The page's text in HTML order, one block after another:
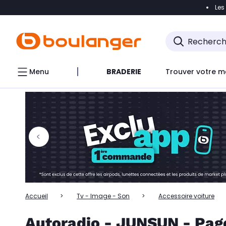
Accéder
Accéder directement au chatbot
Menu BRADERIE Trouver votre
Accueil Tv - Image - Son Accessoire voiture